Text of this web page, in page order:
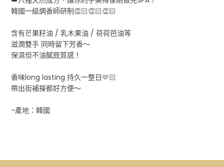
韓國一級調香師研制👏🏻👏🏻👏🏻
含有芒果籽油 / 乳木果油 / 荷荷芭油等
滋潤雙手 同時留下芳香～
保濕但不油膩既質感！
香味long lasting 持久一整日🫶🏻
帶出街補搽都好方便～
-產地：韓國